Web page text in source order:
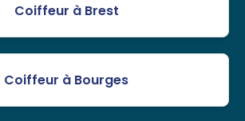
Coiffeur à Brest
Coiffeur à Bourges